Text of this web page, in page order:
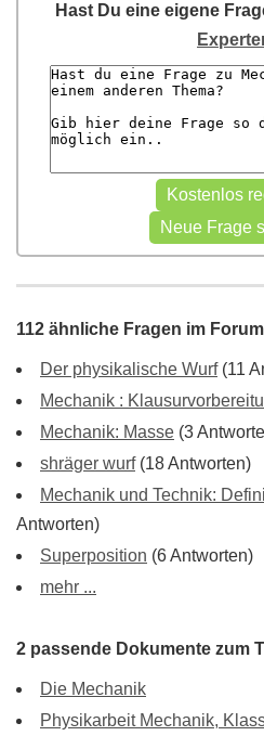
Hast Du eine eigene
112 ähnliche Fragen im
Der physikalische Wurf(11
Mechanik :
Mechanik: Masse (3
shräger wurf(18 Antworten)
Mechanik und Technik:
Antworten)
Superposition (6 Antworten)
mehr ...
2 passende Dokumente zum
Die Mechanik
Physikarbeit Mechanik,